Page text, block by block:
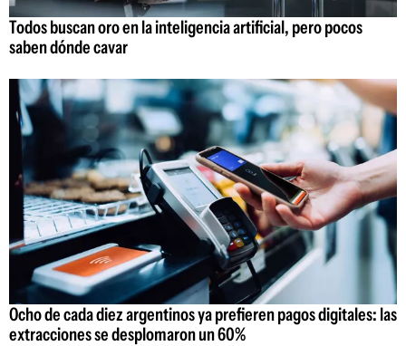
Todos buscan oro en la inteligencia artificial, pero pocos
saben dónde cavar
Ocho de cada diez argentinos ya prefieren pagos digitales: las
extracciones se desplomaron un 60%